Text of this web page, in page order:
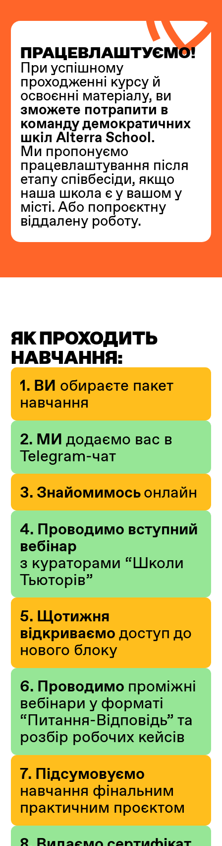
ПРАЦЕВЛАШТУЄМО!
При успішному
проходженні курсу й
освоєнні матеріалу, ви
зможете потрапити в
команду демократичних
шкіл Alterra School.
Ми пропонуємо
працевлаштування після
етапу співбесіди, якщо
наша школа є у вашом у
місті. Або попроєктну
віддалену роботу.
ЯК ПРОХОДИТЬ
НАВЧАННЯ:
1. ВИ обираєте пакет
навчання
2. МИдодаємо вас в
Telegram-чат
3. Знайомимосьонлайн
4. Проводимо вступний
вебінар
з кураторами “Школи
Тьюторів”
5. Щотижня
відкриваємодоступ до
нового блоку
6. Проводимо проміжні
вебінари у форматі
“Питання-Відповідь” та
розбір робочих кейсів
7. Підсумовуємо
навчання фінальним
практичним проєктом